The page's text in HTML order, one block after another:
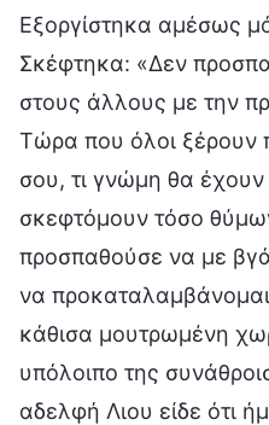
Εξοργίστηκα αμέσως
Σκέφτηκα: «Δεν
στους άλλους με την
Τώρα που όλοι ξέρουν
σου, τι γνώμη θα
σκεφτόμουν τόσο
προσπαθούσε να με
να προκαταλαμβάνομαι
κάθισα μουτρωμένη
υπόλοιπο της
αδελφή Λιου είδε ότι